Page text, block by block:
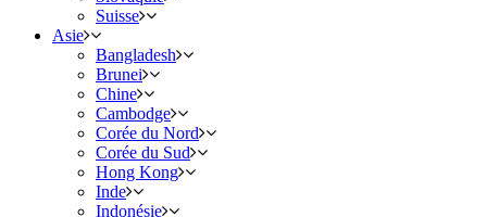
Suisse
Asie
Bangladesh
Brunei
Chine
Cambodge
Corée du Nord
Corée du Sud
Hong Kong
Inde
Indonésie